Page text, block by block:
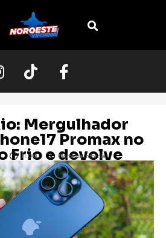
Mergulhador
Promax no
Frio e devolve
11:00 Noroeste Informa